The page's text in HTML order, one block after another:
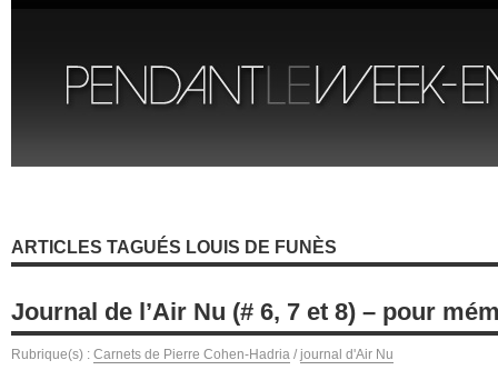
ARTICLES TAGUÉS LOUIS DE FUNÈS
Journal de l’Air Nu (# 6, 7 et 8) – pour
Rubrique(s) : Carnets de Pierre Cohen-Hadria / journal d'Air Nu